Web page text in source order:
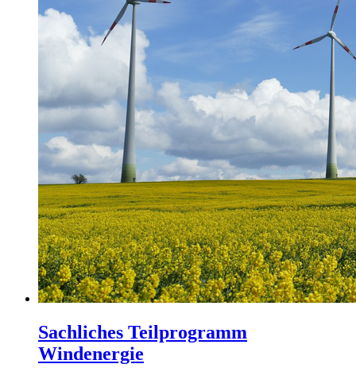
Sachliches Teilprogramm
Windenergie